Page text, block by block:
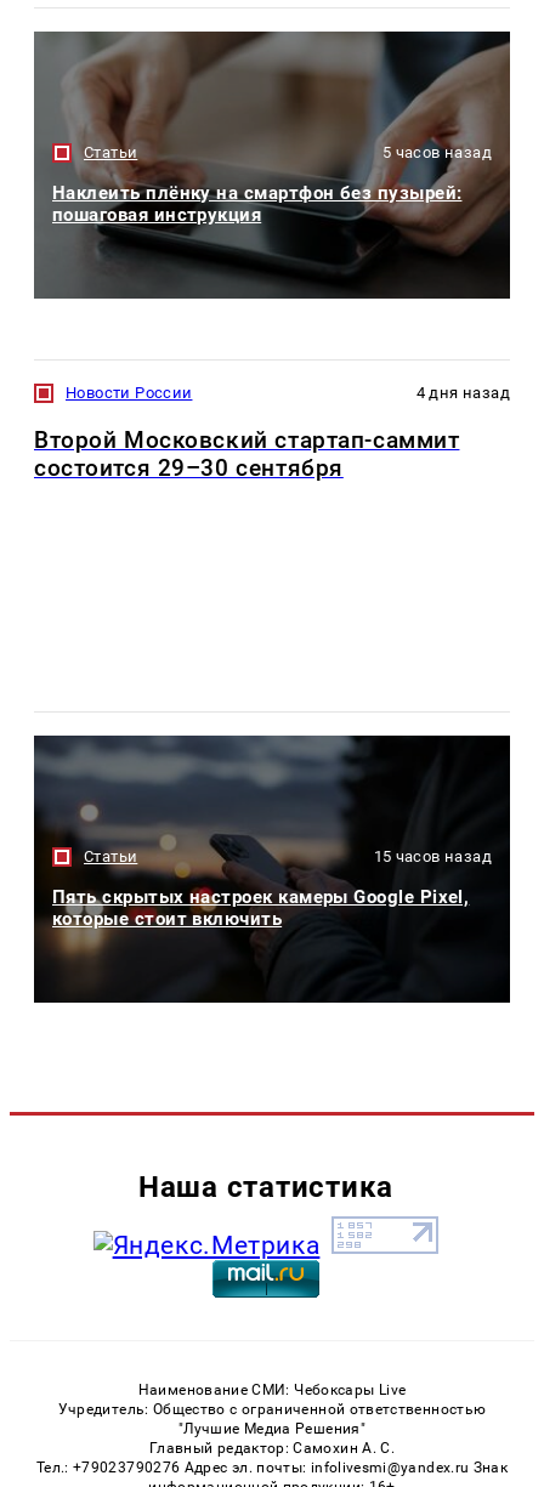
Статьи 5 часов назад
Наклеить плёнку на смартфон без пузырей:
пошаговая инструкция
Новости России 4 дня назад
Второй Московский стартап-саммит
состоится 29–30 сентября
Статьи 15 часов назад
Пять скрытых настроек камеры Google Pixel,
которые стоит включить
Наша статистика
Наименование СМИ: Чебоксары Live
Учредитель: Общество с ограниченной ответственностью
"Лучшие Медиа Решения"
Главный редактор: Самохин А. С.
Тел.: +79023790276 Адрес эл. почты: infolivesmi@yandex.ru Знак